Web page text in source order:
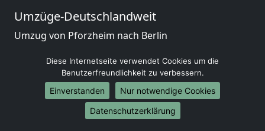
Umzüge-Deutschlandweit
Umzug von Pforzheim nach Berlin
Umzug von Pforzheim nach München
Umzug von Pforzheim nach Köln
Umzug von Pforzheim nach Frankfurt am Main
Umzug von Pforzheim nach Stuttgart
Umzug von Pforzheim nach Düsseldorf
Diese Internetseite verwendet Cookies um die
Benutzerfreundlichkeit zu verbessern.
Einverstanden
Nur notwendige Cookies
Datenschutzerklärung